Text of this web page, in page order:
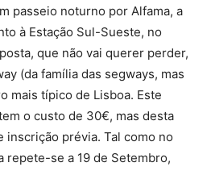
passeio noturno por Alfama, a
à Estação Sul-Sueste, no
que não vai querer perder,
(da família das segways, mas
mais típico de Lisboa. Este
o custo de 30€, mas desta
inscrição prévia. Tal como no
repete-se a 19 de Setembro,